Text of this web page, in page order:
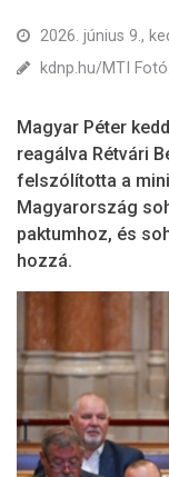
2026. június 9.,
kdnp.hu/MTI
Magyar Péter
reagálva Rétvári
felszólította a
Magyarország
paktumhoz, és
hozzá.